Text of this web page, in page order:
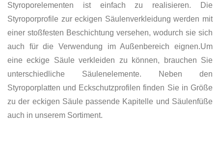
Styroporelementen ist einfach zu realisieren. Die
Styroporprofile zur eckigen Säulenverkleidung werden mit
einer stoßfesten Beschichtung versehen, wodurch sie sich
auch für die Verwendung im Außenbereich eignen.Um
eine eckige Säule verkleiden zu können, brauchen Sie
unterschiedliche Säulenelemente. Neben den
Styroporplatten und Eckschutzprofilen finden Sie in Größe
zu der eckigen Säule passende Kapitelle und Säulenfüße
auch in unserem Sortiment.